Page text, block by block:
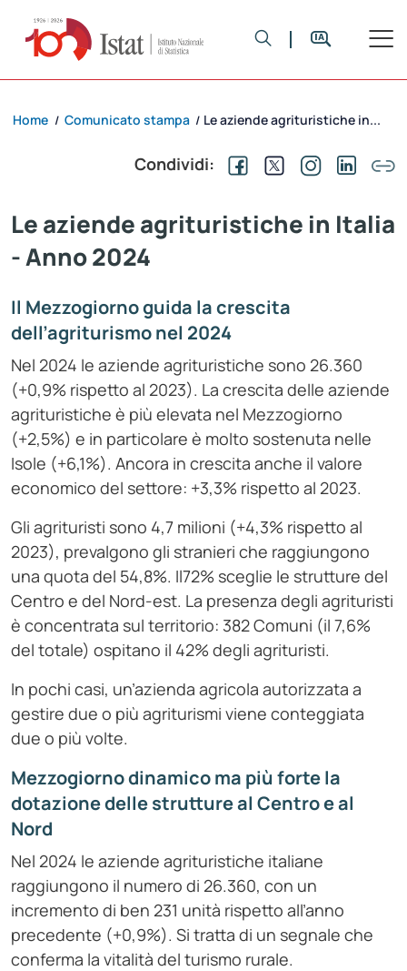
Home / Comunicato stampa / Le aziende agrituristiche in...
Condividi:
Le aziende agrituristiche in Italia
- Anno 2024
Il Mezzogiorno guida la crescita
dell’agriturismo nel 2024
Nel 2024 le aziende agrituristiche sono 26.360
(+0,9% rispetto al 2023). La crescita delle aziende
agrituristiche è più elevata nel Mezzogiorno
(+2,5%) e in particolare è molto sostenuta nelle
Isole (+6,1%). Ancora in crescita anche il valore
economico del settore: +3,3% rispetto al 2023.
Gli agrituristi sono 4,7 milioni (+4,3% rispetto al
2023), prevalgono gli stranieri che raggiungono
una quota del 54,8%. Il72% sceglie le strutture del
Centro e del Nord-est. La presenza degli agrituristi
è concentrata sul territorio: 382 Comuni (il 7,6%
del totale) ospitano il 42% degli agrituristi.
In pochi casi, un’azienda agricola autorizzata a
gestire due o più agriturismi viene conteggiata
due o più volte.
Mezzogiorno dinamico ma più forte la
dotazione delle strutture al Centro e al
Nord
Nel 2024 le aziende agrituristiche italiane
raggiungono il numero di 26.360, con un
incremento di ben 231 unità rispetto all’anno
precedente (+0,9%). Si tratta di un segnale che
conferma la vitalità del turismo rurale.